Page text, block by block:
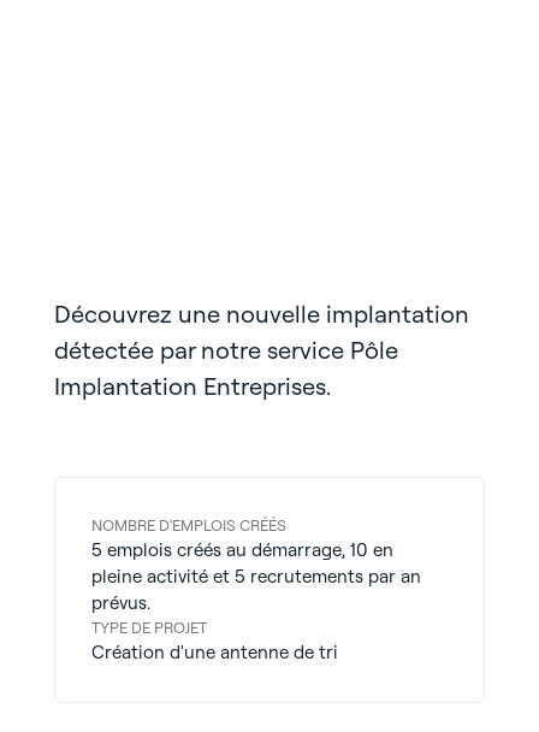
Découvrez une nouvelle implantation
détectée par notre service Pôle
Implantation Entreprises.
NOMBRE D'EMPLOIS CRÉÉS
5 emplois créés au démarrage, 10 en
pleine activité et 5 recrutements par an
prévus.
TYPE DE PROJET
Création d'une antenne de tri